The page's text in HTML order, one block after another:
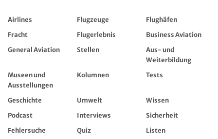
Airlines Flugzeuge
Flughäfen
Fracht
Flugerlebnis
Business Aviation
General Aviation
Stellen
Aus- und
Weiterbildung
Museen und
Ausstellungen
Kolumnen Tests
Geschichte Umwelt
Wissen
Podcast
Interviews
Sicherheit
Fehlersuche
Quiz
Listen